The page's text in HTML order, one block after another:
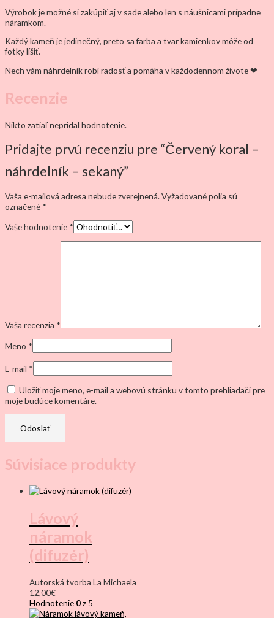
Výrobok je možné si zakúpiť aj v sade alebo len s náušnicami prípadne
náramkom.
Každý kameň je jedinečný, preto sa farba a tvar kamienkov môže od
fotky líšiť.
Nech vám náhrdelník robí radosť a pomáha v každodennom živote ❤
Recenzie
Nikto zatiaľ nepridal hodnotenie.
Pridajte prvú recenziu pre “Červený koral –
náhrdelník – sekaný”
Vaša e-mailová adresa nebude zverejnená. Vyžadované polia sú
označené *
Vaše hodnotenie *
Vaša recenzia *
Meno *
E-mail *
Uložiť moje meno, e-mail a webovú stránku v tomto prehliadači pre
moje budúce komentáre.
Súvisiace produkty
Lávový
náramok
(difuzér)
Autorská tvorba La Michaela
12,00€
Hodnotenie 0z 5